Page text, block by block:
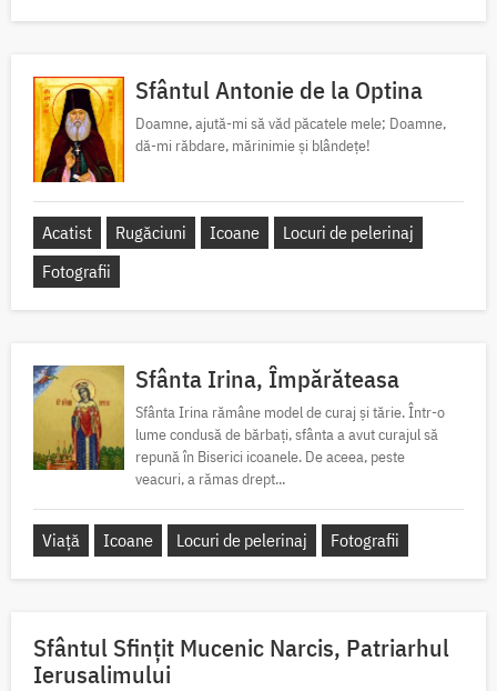
Sfântul Antonie de la Optina
Doamne, ajută-mi să văd păcatele mele; Doamne,
dă-mi răbdare, mărinimie şi blândeţe!
Acatist Rugăciuni Icoane
Locuri de pelerinaj
Fotografii
Sfânta Irina, Împărăteasa
Sfânta Irina rămâne model de curaj și tărie. Într-o
lume condusă de bărbați, sfânta a avut curajul să
repună în Biserici icoanele. De aceea, peste
veacuri, a rămas drept...
Viață Icoane Locuri de pelerinaj Fotografii
Sfântul Sfinţit Mucenic Narcis, Patriarhul
Ierusalimului